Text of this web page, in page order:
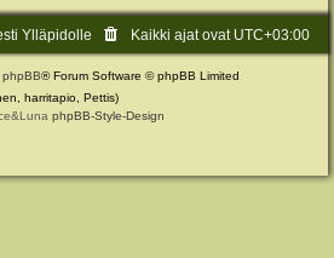
Kaikki ajat ovat UTC+03:00
Ylläpidolle
phpBB® Forum Software © phpBB Limited
harritapio, Pettis)
phpBB-Style-Design